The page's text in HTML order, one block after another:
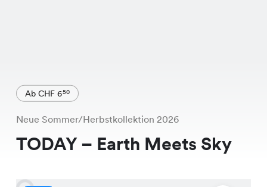
Ab CHF 650
Neue Sommer/Herbstkollektion 2026
TODAY – Earth Meets Sky